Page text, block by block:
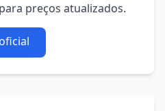
preços atualizados.